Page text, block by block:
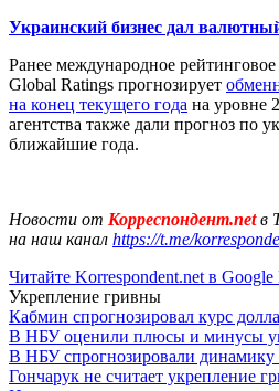
Украинский бизнес дал
Ранее международное рейтинговое
Global Ratings прогнозирует
на конец текущего года на уровне
агентства также дали прогноз по
ближайшие года.
Новости от Корреспондент.netв
на наш канал https://t.me/
Читайте Korrespondent.net в Google
Укрепление гривны
Кабмин спрогнозировал курс
В НБУ оценили плюсы и минусы
В НБУ спрогнозировали динамику
Гончарук не считает укрепление